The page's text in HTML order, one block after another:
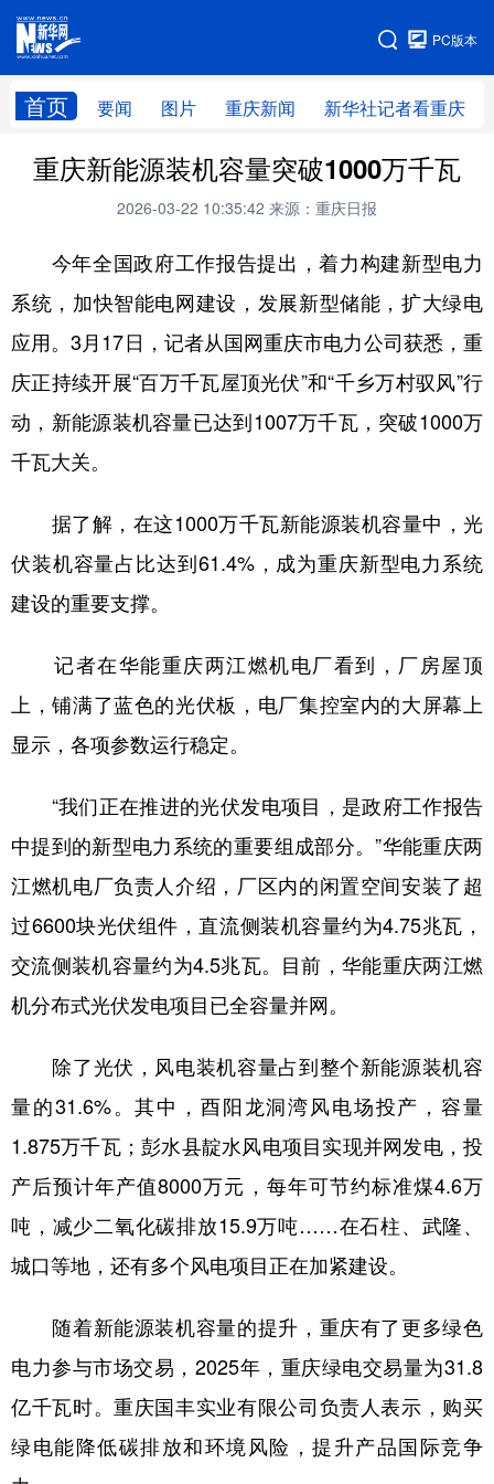
PC版本
首页 要闻 图片 重庆新闻 新华社记者看重庆
网站地图
重庆新能源装机容量突破1000万千瓦
2026-03-22 10:35:42 来源：重庆日报
今年全国政府工作报告提出，着力构建新型电力
系统，加快智能电网建设，发展新型储能，扩大绿电
应用。3月17日，记者从国网重庆市电力公司获悉，重
庆正持续开展“百万千瓦屋顶光伏”和“千乡万村驭风”行
动，新能源装机容量已达到1007万千瓦，突破1000万
千瓦大关。
据了解，在这1000万千瓦新能源装机容量中，光
伏装机容量占比达到61.4%，成为重庆新型电力系统
建设的重要支撑。
记者在华能重庆两江燃机电厂看到，厂房屋顶
上，铺满了蓝色的光伏板，电厂集控室内的大屏幕上
显示，各项参数运行稳定。
“我们正在推进的光伏发电项目，是政府工作报告
中提到的新型电力系统的重要组成部分。”华能重庆两
江燃机电厂负责人介绍，厂区内的闲置空间安装了超
过6600块光伏组件，直流侧装机容量约为4.75兆瓦，
交流侧装机容量约为4.5兆瓦。目前，华能重庆两江燃
机分布式光伏发电项目已全容量并网。
除了光伏，风电装机容量占到整个新能源装机容
量的31.6%。其中，酉阳龙洞湾风电场投产，容量
1.875万千瓦；彭水县靛水风电项目实现并网发电，投
产后预计年产值8000万元，每年可节约标准煤4.6万
吨，减少二氧化碳排放15.9万吨……在石柱、武隆、
城口等地，还有多个风电项目正在加紧建设。
随着新能源装机容量的提升，重庆有了更多绿色
电力参与市场交易，2025年，重庆绿电交易量为31.8
亿千瓦时。重庆国丰实业有限公司负责人表示，购买
绿电能降低碳排放和环境风险，提升产品国际竞争